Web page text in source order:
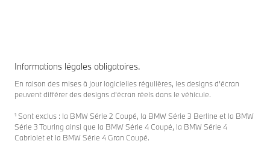
Informations légales obligatoires.
En raison des mises à jour logicielles régulières, les designs d’écran
peuvent différer des designs d’écran réels dans le véhicule.
¹ Sont exclus : la BMW Série 2 Coupé, la BMW Série 3 Berline et la BMW
Série 3 Touring ainsi que la BMW Série 4 Coupé, la BMW Série 4
Cabriolet et la BMW Série 4 Gran Coupé.